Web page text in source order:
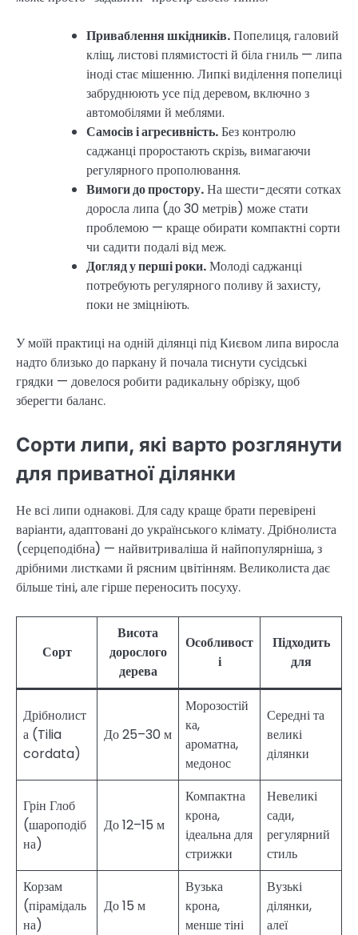
Приваблення шкідників.Попелиця, галовий
кліщ, листові плямистості й біла гниль — липа
іноді стає мішенню. Липкі виділення попелиці
забруднюють усе під деревом, включно з
автомобілями й меблями.
Самосів і агресивність.Без контролю
саджанці проростають скрізь, вимагаючи
регулярного прополювання.
Вимоги до простору.На шести-десяти сотках
доросла липа (до 30 метрів) може стати
проблемою — краще обирати компактні сорти
чи садити подалі від меж.
Догляд у перші роки.Молоді саджанці
потребують регулярного поливу й захисту,
поки не зміцніють.
У моїй практиці на одній ділянці під Києвом липа виросла
надто близько до паркану й почала тиснути сусідські
грядки — довелося робити радикальну обрізку, щоб
зберегти баланс.
Сорти липи, які варто розглянути
для приватної ділянки
Не всі липи однакові. Для саду краще брати перевірені
варіанти, адаптовані до українського клімату. Дрібнолиста
(серцеподібна) — найвитриваліша й найпопулярніша, з
дрібними листками й рясним цвітінням. Великолиста дає
більше тіні, але гірше переносить посуху.
Сорт
Висота
дорослого
дерева
Особливост
і
Підходить
для
Дрібнолист
а (Tilia
cordata)
До 25–30 м
Морозостій
ка,
ароматна,
медонос
Середні та
великі
ділянки
Грін Глоб
(шароподіб
на)
До 12–15 м
Компактна
крона,
ідеальна для
стрижки
Невеликі
сади,
регулярний
стиль
Корзам
(пірамідаль
на)
До 15 м
Вузька
крона,
менше тіні
Вузькі
ділянки,
алеї